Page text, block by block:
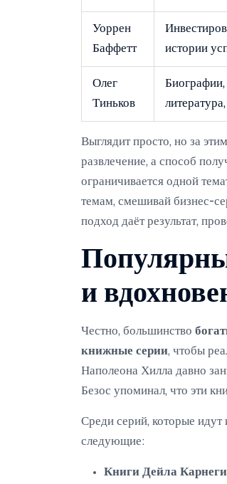
Уоррен
Баффетт
истории
Олег
Тиньков
Биографии,
Выглядит просто, но за
развлечение, а способ
ограничивается одной
темам, смешивай бизнес-
подход даёт результат,
и
Честно, большинство
книжные серии, чтобы
Наполеона Хилла давно
Безос упоминал, что эти
Среди серий, которые идут
следующие:
Книги Дейла Карнеги